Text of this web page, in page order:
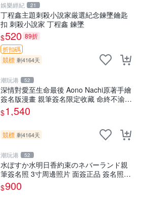
娛樂經紀 21
丁程鑫主題刺殺小說家厳選紀念鍊墜鑰匙
扣 刺殺小說家 丁程鑫 鍊墜
$520 89折
折扣碼
競標 剩4164天
潮玩港 52
深情對愛至生命最後 Aono Nachi原著手繪
簽名版漫畫 親筆簽名限定收藏 命終不渝之
戀情 漫畫珍藏品
$1,540
競標 剩4164天
潮玩港 52
水ぽすか水明日香約束のネバーランド親
筆簽名照 3寸周邊照片 面簽正品 簽名照周
邊
$900